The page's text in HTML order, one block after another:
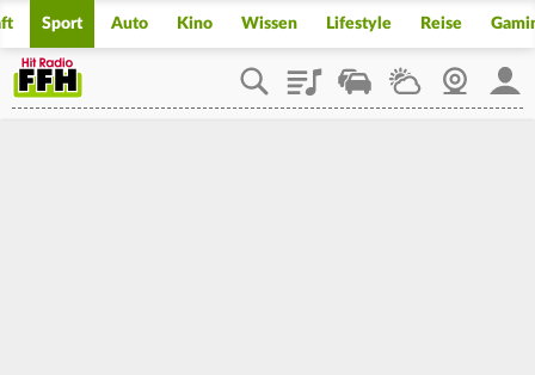
Sport Auto Kino Wissen Lifestyle Reise
PlaylistStaupilotWetterWebcam